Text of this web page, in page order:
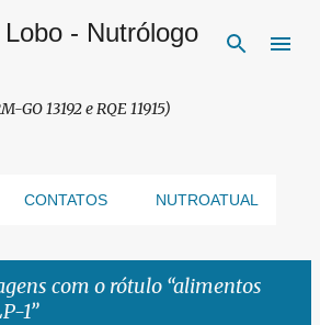
para o conteúdo principal
- Nutrólogo
GO 13192 e RQE 11915)
CONTATOS NUTROATUAL
com o rótulo alimentos
1